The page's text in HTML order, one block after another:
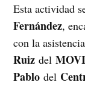
Esta actividad
Fernández,
con la
Ruizdel
Pablodel